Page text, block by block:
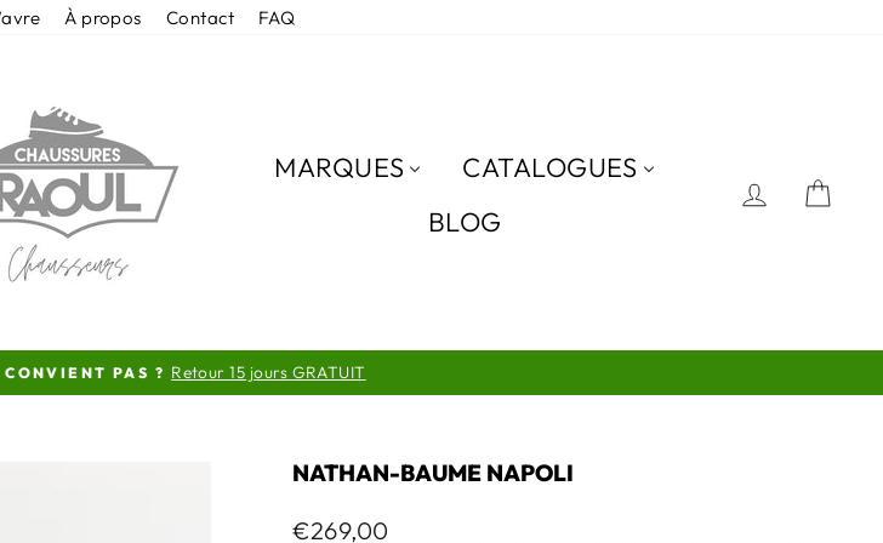
À propos Contact FAQ
MARQUES
CATALOGUES
BLOG
SE
Diaporama
PAS ? Retour 15 jours GRATUIT
NATHAN-BAUME NAPOLI
Prix
€269,00